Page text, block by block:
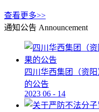
查看更多>>
通知公告 Announcement
四川华西集团（资
的公告
2023 06 - 14